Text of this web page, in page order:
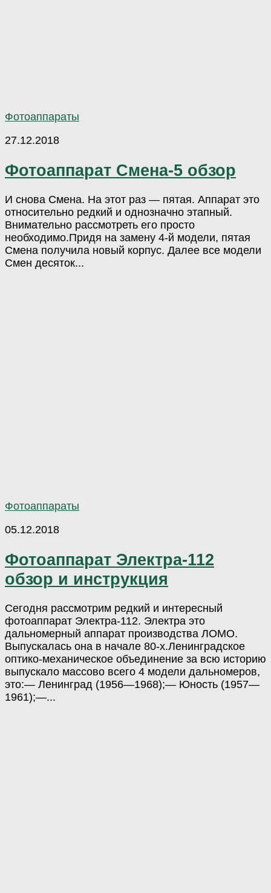
Фотоаппараты
27.12.2018
Фотоаппарат Смена-5 обзор
И снова Смена. На этот раз — пятая. Аппарат это
относительно редкий и однозначно этапный.
Внимательно рассмотреть его просто
необходимо.Придя на замену 4-й модели, пятая
Смена получила новый корпус. Далее все модели
Смен десяток...
Фотоаппараты
05.12.2018
Фотоаппарат Электра-112
обзор и инструкция
Сегодня рассмотрим редкий и интересный
фотоаппарат Электра-112. Электра это
дальномерный аппарат производства ЛОМО.
Выпускалась она в начале 80-х.Ленинградское
оптико-механическое объединение за всю историю
выпускало массово всего 4 модели дальномеров,
это:— Ленинград (1956—1968);— Юность (1957—
1961);—...